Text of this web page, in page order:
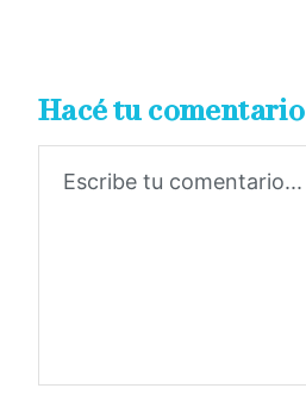
Hacé tu comentario